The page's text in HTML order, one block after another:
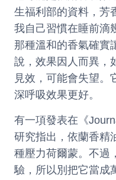
生福利部的資料，芳
我自己習慣在睡前滴
那種溫和的香氣確實
說，效果因人而異，
見效，可能會失望。
深呼吸效果更好。
有一項發表在《
研究指出，依蘭香精
種壓力荷爾蒙。不過
驗，所以別把它當成